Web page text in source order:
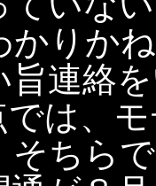
かりか
旨連絡
では、
そちら